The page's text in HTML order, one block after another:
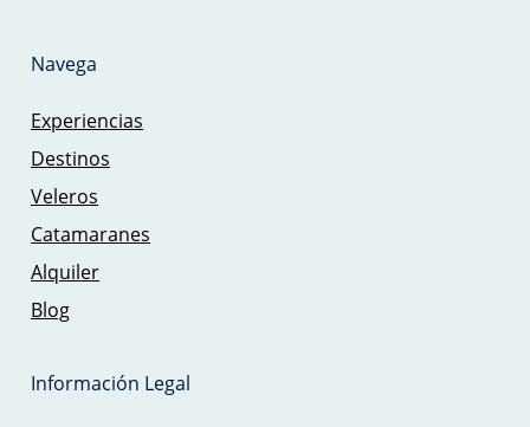
Navega
Experiencias
Destinos
Veleros
Catamaranes
Alquiler
Blog
Información Legal